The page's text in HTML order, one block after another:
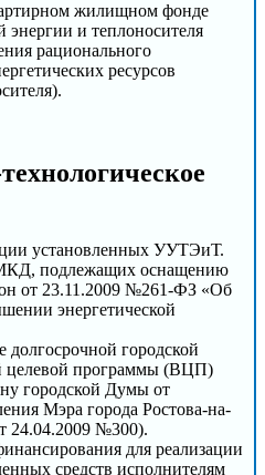
жилищном фонде
энергии и теплоносителя
рационального
ресурсов
установленных УУТЭиТ.
подлежащих оснащению
от 23.11.2009 №261-ФЗ «Об
энергетической
долгосрочной городской
целевой программы (ВЦП)
городской Думы от
Мэра города Ростова-на-
24.04.2009 №300).
для реализации
средств исполнителям